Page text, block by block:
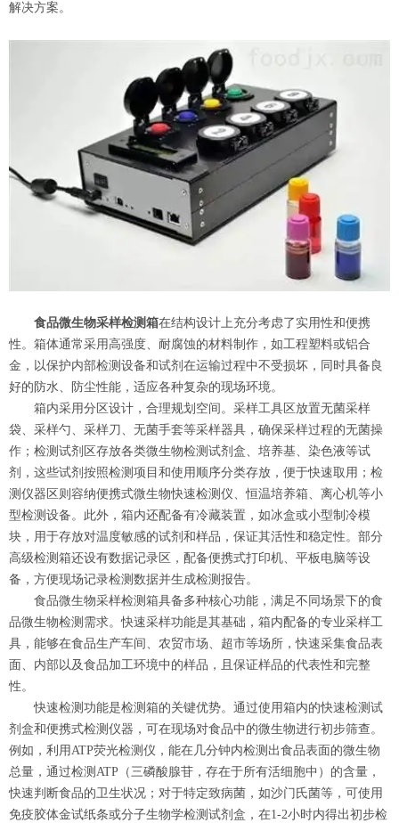
解决方案。
食品微生物采样检测箱在结构设计上充分考虑了实用性和便携
性。箱体通常采用高强度、耐腐蚀的材料制作，如工程塑料或铝合
金，以保护内部检测设备和试剂在运输过程中不受损坏，同时具备良
好的防水、防尘性能，适应各种复杂的现场环境。
箱内采用分区设计，合理规划空间。采样工具区放置无菌采样
袋、采样勺、采样刀、无菌手套等采样器具，确保采样过程的无菌操
作；检测试剂区存放各类微生物检测试剂盒、培养基、染色液等试
剂，这些试剂按照检测项目和使用顺序分类存放，便于快速取用；检
测仪器区则容纳便携式微生物快速检测仪、恒温培养箱、离心机等小
型检测设备。此外，箱内还配备有冷藏装置，如冰盒或小型制冷模
块，用于存放对温度敏感的试剂和样品，保证其活性和稳定性。部分
高级检测箱还设有数据记录区，配备便携式打印机、平板电脑等设
备，方便现场记录检测数据并生成检测报告。
食品微生物采样检测箱具备多种核心功能，满足不同场景下的食
品微生物检测需求。快速采样功能是其基础，箱内配备的专业采样工
具，能够在食品生产车间、农贸市场、超市等场所，快速采集食品表
面、内部以及食品加工环境中的样品，且保证样品的代表性和完整
性。
快速检测功能是检测箱的关键优势。通过使用箱内的快速检测试
剂盒和便携式检测仪器，可在现场对食品中的微生物进行初步筛查。
例如，利用ATP荧光检测仪，能在几分钟内检测出食品表面的微生物
总量，通过检测ATP（三磷酸腺苷，存在于所有活细胞中）的含量，
快速判断食品的卫生状况；对于特定致病菌，如沙门氏菌等，可使用
免疫胶体金试纸条或分子生物学检测试剂盒，在1-2小时内得出初步检